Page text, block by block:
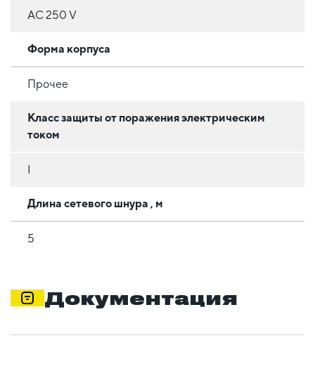
AC 250 V
Форма корпуса
Прочее
Класс защиты от поражения электрическим
током
Длина сетевого шнура , м
5
Документация